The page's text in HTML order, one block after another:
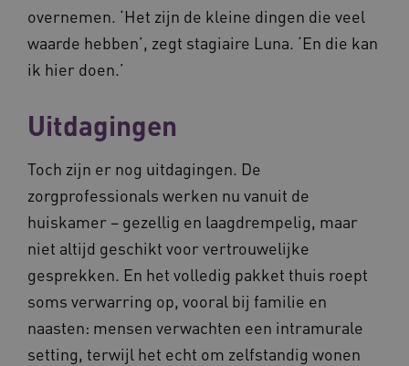
overnemen. ‘Het zijn de kleine dingen die veel
waarde hebben’, zegt stagiaire Luna. ‘En die kan
ik hier doen.’
Uitdagingen
Toch zijn er nog uitdagingen. De
zorgprofessionals werken nu vanuit de
huiskamer – gezellig en laagdrempelig, maar
niet altijd geschikt voor vertrouwelijke
gesprekken. En het volledig pakket thuis roept
soms verwarring op, vooral bij familie en
naasten: mensen verwachten een intramurale
setting, terwijl het echt om zelfstandig wonen
_ga
Naam
.waardigheidentrots.nl
AWSALB
m906.waardigheidentrots.nl